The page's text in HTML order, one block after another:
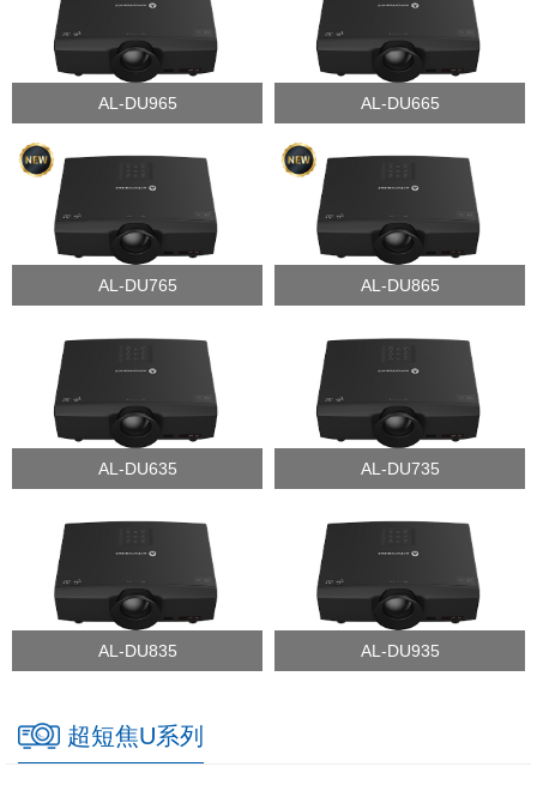
AL-DU965 AL-DU665
AL-DU765 AL-DU865
AL-DU635 AL-DU735
AL-DU835 AL-DU935
超短焦U系列